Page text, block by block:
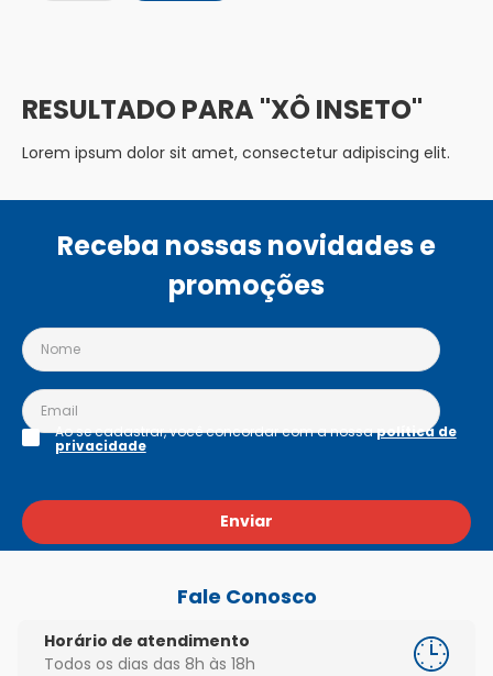
XÔ INSETO
Lorem ipsum dolor sit amet, consectetur adipiscing elit.
Receba nossas novidades e
promoções
Enviar
Ao se cadastrar, você concordar com a nossapolítica de
privacidade
Fale Conosco
Horário de atendimento
Todos os dias das 8h às 18h